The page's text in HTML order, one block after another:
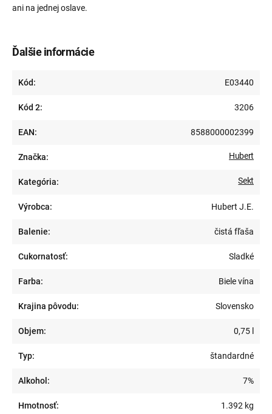
Ďalšie informácie
Kód: E03440
Kód 2: 3206
EAN: 8588000002399
Značka: Hubert
Kategória: Sekt
Výrobca: Hubert J.E.
Balenie: čistá fľaša
Cukornatosť: Sladké
Farba: Biele vína
Krajina pôvodu: Slovensko
Objem: 0,75 l
Typ: štandardné
Alkohol: 7%
Hmotnosť: 1.392 kg
ani na jednej oslave.